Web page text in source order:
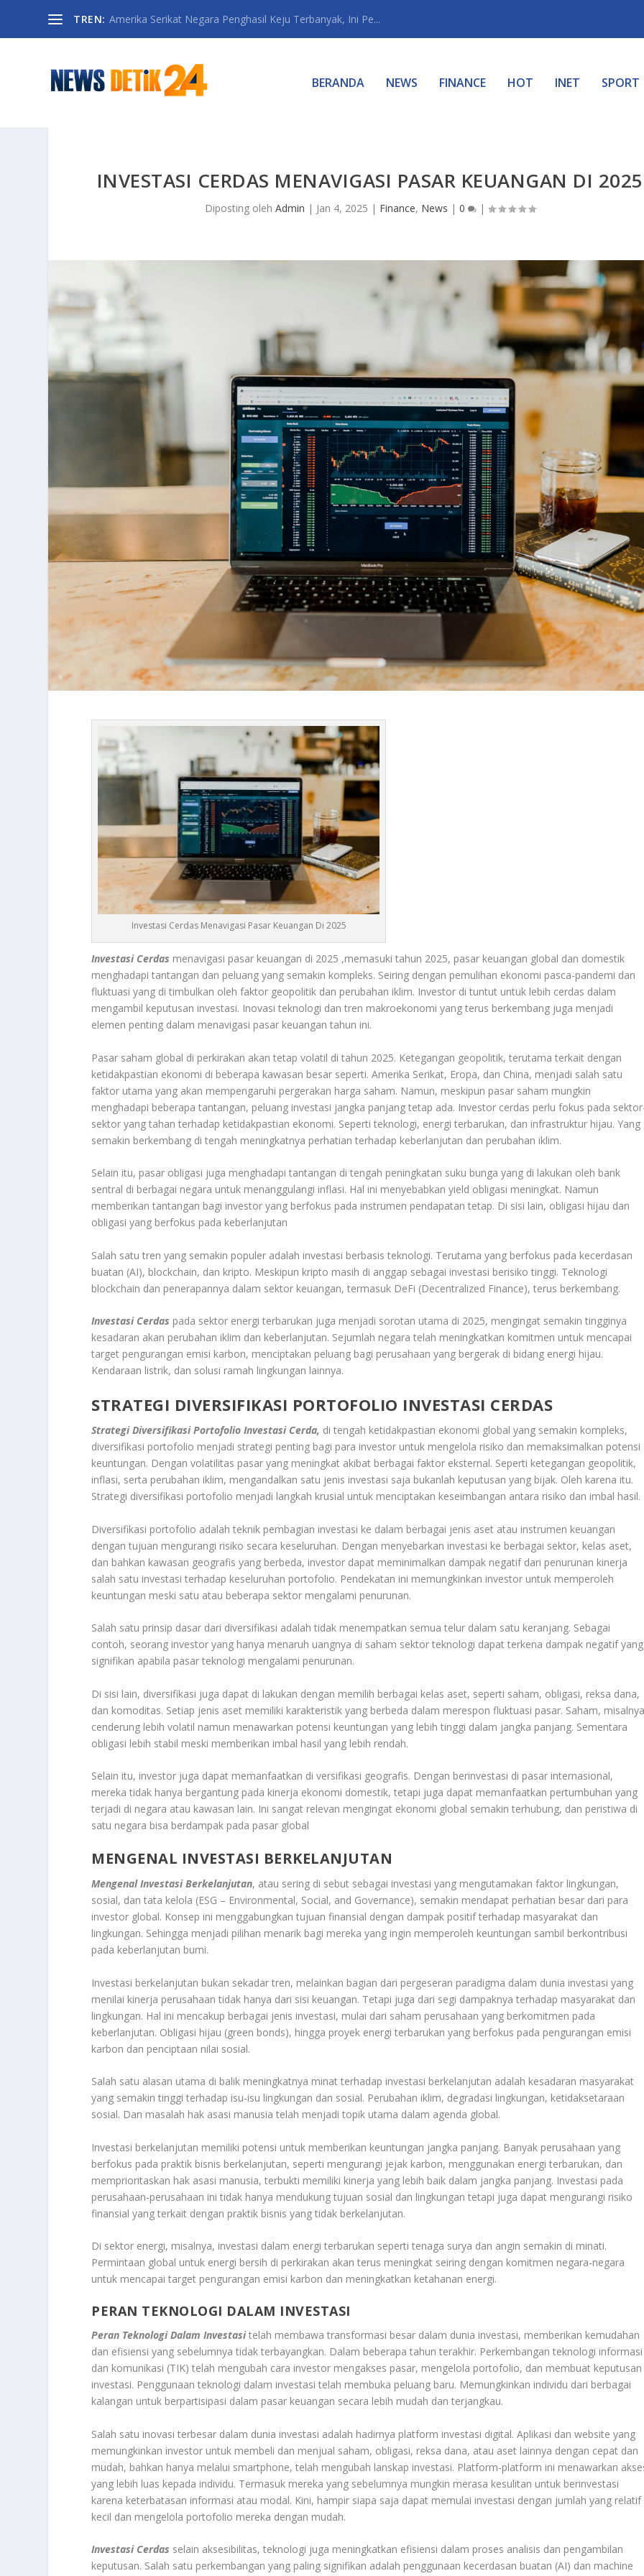
TREN: Amerika Serikat Negara Penghasil Keju Terbanyak, Ini Pe...
BERANDA NEWS FINANCE HOT INET SPORT
INVESTASI CERDAS MENAVIGASI PASAR KEUANGAN DI 2025
Diposting oleh Admin | Jan 4, 2025 | Finance, News | 0 |
Investasi Cerdas Menavigasi Pasar Keuangan Di 2025
Investasi Cerdas menavigasi pasar keuangan di 2025 ,memasuki tahun 2025, pasar keuangan global dan domestik
menghadapi tantangan dan peluang yang semakin kompleks. Seiring dengan pemulihan ekonomi pasca-pandemi dan
fluktuasi yang di timbulkan oleh faktor geopolitik dan perubahan iklim. Investor di tuntut untuk lebih cerdas dalam
mengambil keputusan investasi. Inovasi teknologi dan tren makroekonomi yang terus berkembang juga menjadi
elemen penting dalam menavigasi pasar keuangan tahun ini.
Pasar saham global di perkirakan akan tetap volatil di tahun 2025. Ketegangan geopolitik, terutama terkait dengan
ketidakpastian ekonomi di beberapa kawasan besar seperti. Amerika Serikat, Eropa, dan China, menjadi salah satu
faktor utama yang akan mempengaruhi pergerakan harga saham. Namun, meskipun pasar saham mungkin
menghadapi beberapa tantangan, peluang investasi jangka panjang tetap ada. Investor cerdas perlu fokus pada
sektor yang tahan terhadap ketidakpastian ekonomi. Seperti teknologi, energi terbarukan, dan infrastruktur hijau. Yang
semakin berkembang di tengah meningkatnya perhatian terhadap keberlanjutan dan perubahan iklim.
Selain itu, pasar obligasi juga menghadapi tantangan di tengah peningkatan suku bunga yang di lakukan oleh bank
sentral di berbagai negara untuk menanggulangi inflasi. Hal ini menyebabkan yield obligasi meningkat. Namun
memberikan tantangan bagi investor yang berfokus pada instrumen pendapatan tetap. Di sisi lain, obligasi hijau dan
obligasi yang berfokus pada keberlanjutan
Salah satu tren yang semakin populer adalah investasi berbasis teknologi. Terutama yang berfokus pada kecerdasan
buatan (AI), blockchain, dan kripto. Meskipun kripto masih di anggap sebagai investasi berisiko tinggi. Teknologi
blockchain dan penerapannya dalam sektor keuangan, termasuk DeFi (Decentralized Finance), terus berkembang.
Investasi Cerdas pada sektor energi terbarukan juga menjadi sorotan utama di 2025, mengingat semakin tingginya
kesadaran akan perubahan iklim dan keberlanjutan. Sejumlah negara telah meningkatkan komitmen untuk mencapai
target pengurangan emisi karbon, menciptakan peluang bagi perusahaan yang bergerak di bidang energi hijau.
Kendaraan listrik, dan solusi ramah lingkungan lainnya.
STRATEGI DIVERSIFIKASI PORTOFOLIO INVESTASI CERDAS
Strategi Diversifikasi Portofolio Investasi Cerda, di tengah ketidakpastian ekonomi global yang semakin kompleks,
diversifikasi portofolio menjadi strategi penting bagi para investor untuk mengelola risiko dan memaksimalkan potensi
keuntungan. Dengan volatilitas pasar yang meningkat akibat berbagai faktor eksternal. Seperti ketegangan geopolitik,
inflasi, serta perubahan iklim, mengandalkan satu jenis investasi saja bukanlah keputusan yang bijak. Oleh karena itu.
Strategi diversifikasi portofolio menjadi langkah krusial untuk menciptakan keseimbangan antara risiko dan imbal hasil.
Diversifikasi portofolio adalah teknik pembagian investasi ke dalam berbagai jenis aset atau instrumen keuangan
dengan tujuan mengurangi risiko secara keseluruhan. Dengan menyebarkan investasi ke berbagai sektor, kelas aset,
dan bahkan kawasan geografis yang berbeda, investor dapat meminimalkan dampak negatif dari penurunan kinerja
salah satu investasi terhadap keseluruhan portofolio. Pendekatan ini memungkinkan investor untuk memperoleh
keuntungan meski satu atau beberapa sektor mengalami penurunan.
Salah satu prinsip dasar dari diversifikasi adalah tidak menempatkan semua telur dalam satu keranjang. Sebagai
contoh, seorang investor yang hanya menaruh uangnya di saham sektor teknologi dapat terkena dampak negatif yang
signifikan apabila pasar teknologi mengalami penurunan.
Di sisi lain, diversifikasi juga dapat di lakukan dengan memilih berbagai kelas aset, seperti saham, obligasi, reksa dana,
dan komoditas. Setiap jenis aset memiliki karakteristik yang berbeda dalam merespon fluktuasi pasar. Saham,
cenderung lebih volatil namun menawarkan potensi keuntungan yang lebih tinggi dalam jangka panjang. Sementara
obligasi lebih stabil meski memberikan imbal hasil yang lebih rendah.
Selain itu, investor juga dapat memanfaatkan di versifikasi geografis. Dengan berinvestasi di pasar internasional,
mereka tidak hanya bergantung pada kinerja ekonomi domestik, tetapi juga dapat memanfaatkan pertumbuhan yang
terjadi di negara atau kawasan lain. Ini sangat relevan mengingat ekonomi global semakin terhubung, dan peristiwa di
satu negara bisa berdampak pada pasar global
MENGENAL INVESTASI BERKELANJUTAN
Mengenal Investasi Berkelanjutan, atau sering di sebut sebagai investasi yang mengutamakan faktor lingkungan,
sosial, dan tata kelola (ESG – Environmental, Social, and Governance), semakin mendapat perhatian besar dari para
investor global. Konsep ini menggabungkan tujuan finansial dengan dampak positif terhadap masyarakat dan
lingkungan. Sehingga menjadi pilihan menarik bagi mereka yang ingin memperoleh keuntungan sambil berkontribusi
pada keberlanjutan bumi.
Investasi berkelanjutan bukan sekadar tren, melainkan bagian dari pergeseran paradigma dalam dunia investasi yang
menilai kinerja perusahaan tidak hanya dari sisi keuangan. Tetapi juga dari segi dampaknya terhadap masyarakat dan
lingkungan. Hal ini mencakup berbagai jenis investasi, mulai dari saham perusahaan yang berkomitmen pada
keberlanjutan. Obligasi hijau (green bonds), hingga proyek energi terbarukan yang berfokus pada pengurangan emisi
karbon dan penciptaan nilai sosial.
Salah satu alasan utama di balik meningkatnya minat terhadap investasi berkelanjutan adalah kesadaran masyarakat
yang semakin tinggi terhadap isu-isu lingkungan dan sosial. Perubahan iklim, degradasi lingkungan, ketidaksetaraan
sosial. Dan masalah hak asasi manusia telah menjadi topik utama dalam agenda global.
Investasi berkelanjutan memiliki potensi untuk memberikan keuntungan jangka panjang. Banyak perusahaan yang
berfokus pada praktik bisnis berkelanjutan, seperti mengurangi jejak karbon, menggunakan energi terbarukan, dan
memprioritaskan hak asasi manusia, terbukti memiliki kinerja yang lebih baik dalam jangka panjang. Investasi pada
perusahaan-perusahaan ini tidak hanya mendukung tujuan sosial dan lingkungan tetapi juga dapat mengurangi risiko
finansial yang terkait dengan praktik bisnis yang tidak berkelanjutan.
Di sektor energi, misalnya, investasi dalam energi terbarukan seperti tenaga surya dan angin semakin di minati.
Permintaan global untuk energi bersih di perkirakan akan terus meningkat seiring dengan komitmen negara-negara
untuk mencapai target pengurangan emisi karbon dan meningkatkan ketahanan energi.
PERAN TEKNOLOGI DALAM INVESTASI
Peran Teknologi Dalam Investasitelah membawa transformasi besar dalam dunia investasi, memberikan kemudahan
dan efisiensi yang sebelumnya tidak terbayangkan. Dalam beberapa tahun terakhir. Perkembangan teknologi informasi
dan komunikasi (TIK) telah mengubah cara investor mengakses pasar, mengelola portofolio, dan membuat keputusan
investasi. Penggunaan teknologi dalam investasi telah membuka peluang baru. Memungkinkan individu dari berbagai
kalangan untuk berpartisipasi dalam pasar keuangan secara lebih mudah dan terjangkau.
Salah satu inovasi terbesar dalam dunia investasi adalah hadirnya platform investasi digital. Aplikasi dan website yang
memungkinkan investor untuk membeli dan menjual saham, obligasi, reksa dana, atau aset lainnya dengan cepat dan
mudah, bahkan hanya melalui smartphone, telah mengubah lanskap investasi. Platform-platform ini menawarkan
yang lebih luas kepada individu. Termasuk mereka yang sebelumnya mungkin merasa kesulitan untuk berinvestasi
karena keterbatasan informasi atau modal. Kini, hampir siapa saja dapat memulai investasi dengan jumlah yang relatif
kecil dan mengelola portofolio mereka dengan mudah.
Investasi Cerdas selain aksesibilitas, teknologi juga meningkatkan efisiensi dalam proses analisis dan pengambilan
keputusan. Salah satu perkembangan yang paling signifikan adalah penggunaan kecerdasan buatan (AI) dan machine